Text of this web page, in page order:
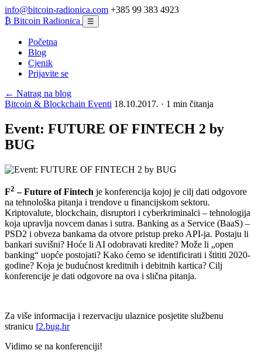
info@bitcoin-radionica.com +385 99 383 4923
₿ Bitcoin Radionica ☰
Početna
Blog
Cjenik
Prijavite se
← Natrag na blog
Bitcoin & Blockchain Eventi 18.10.2017. · 1 min čitanja
Event: FUTURE OF FINTECH 2 by
BUG
F2 – Future of Fintech je konferencija kojoj je cilj dati odgovore
na tehnološka pitanja i trendove u financijskom sektoru.
Kriptovalute, blockchain, disruptori i cyberkriminalci – tehnologija
koja upravlja novcem danas i sutra. Banking as a Service (BaaS) –
PSD2 i obveza bankama da otvore pristup preko API-ja. Postaju li
bankari suvišni? Hoće li AI odobravati kredite? Može li „open
banking“ uopće postojati? Kako ćemo se identificirati i štititi 2020-
godine? Koja je budućnost kreditnih i debitnih kartica? Cilj
konferencije je dati odgovore na ova i slična pitanja.
Za više informacija i rezervaciju ulaznice posjetite službenu
stranicu f2.bug.hr
Vidimo se na konferenciji!